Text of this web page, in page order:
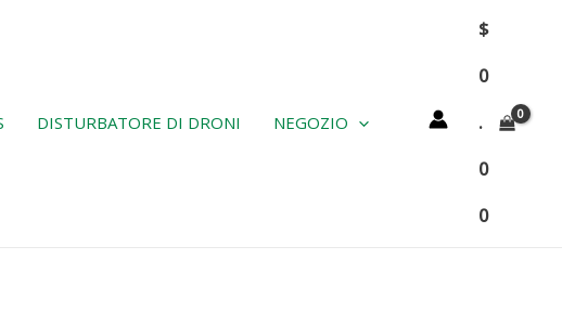
DISTURBATORE DI DRONI NEGOZIO
$
0
.
0
0